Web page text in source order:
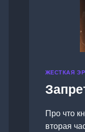
ЖЕСТКАЯ
Про что
вторая